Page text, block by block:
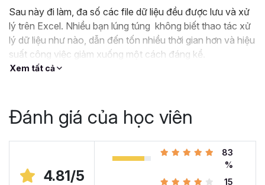
Sau này đi làm, đa số các file dữ liệu đều được lưu và xử
lý trên Excel. Nhiều bạn lúng túng không biết thao tác xử
lý dữ liệu như nào, dẫn đến tốn nhiều thời gian hơn và hiệu
suất công việc giảm xuống một cách đáng kể.
?Nếu như bạn:
Hoặc trước đây chỉ học lý thuyết nên không biết
Hoặc đã có kiến thức cơ bản về Excel và đang
muốn nâng cao kỹ năng của mình lên.
Xem tất cả
Đánh giá của học viên
4.81/5
83
%
15